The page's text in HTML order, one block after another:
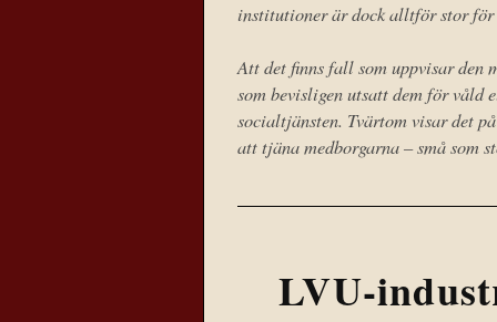
institutioner är dock alltför stor för
Att det finns fall som uppvisar den
som bevisligen utsatt dem för våld
socialtjänsten. Tvärtom visar det
att tjäna medborgarna – små som
LVU-